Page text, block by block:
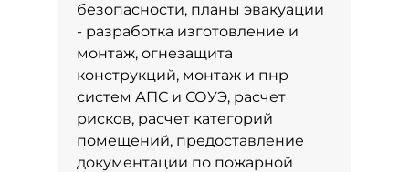
безопасности, планы эвакуации
- разработка изготовление и
монтаж, огнезащита
конструкций, монтаж и пнр
систем АПС и СОУЭ, расчет
рисков, расчет категорий
помещений, предоставление
документации по пожарной